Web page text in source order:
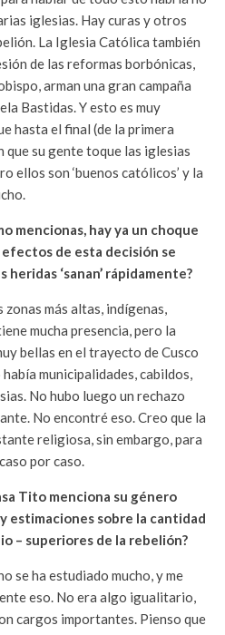
iglesias. Hay curas y otros
La Iglesia Católica también
de las reformas borbónicas,
arman una gran campaña
Bastidas. Y esto es muy
hasta el final (de la primera
que su gente toque las iglesias
ellos son ‘buenos católicos’ y la
mencionas, hay ya un choque
de esta decisión se
‘sanan’ rápidamente?
más altas, indígenas,
mucha presencia, pero la
bellas en el trayecto de Cusco
municipalidades, cabildos,
No hubo luego un rechazo
No encontré eso. Creo que la
religiosa, sin embargo, para
por caso.
Tito menciona su género
estimaciones sobre la cantidad
– superiores de la rebelión?
se ha estudiado mucho, y me
eso. No era algo igualitario,
cargos importantes. Pienso que